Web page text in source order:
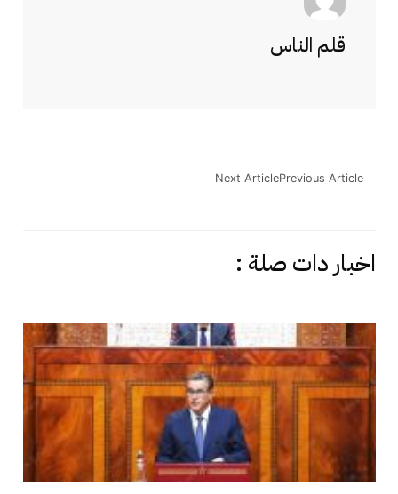
قلم الناس
Previous Article
Next Article
اخبار دات صلة :